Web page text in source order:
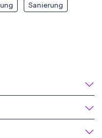
Sanierung